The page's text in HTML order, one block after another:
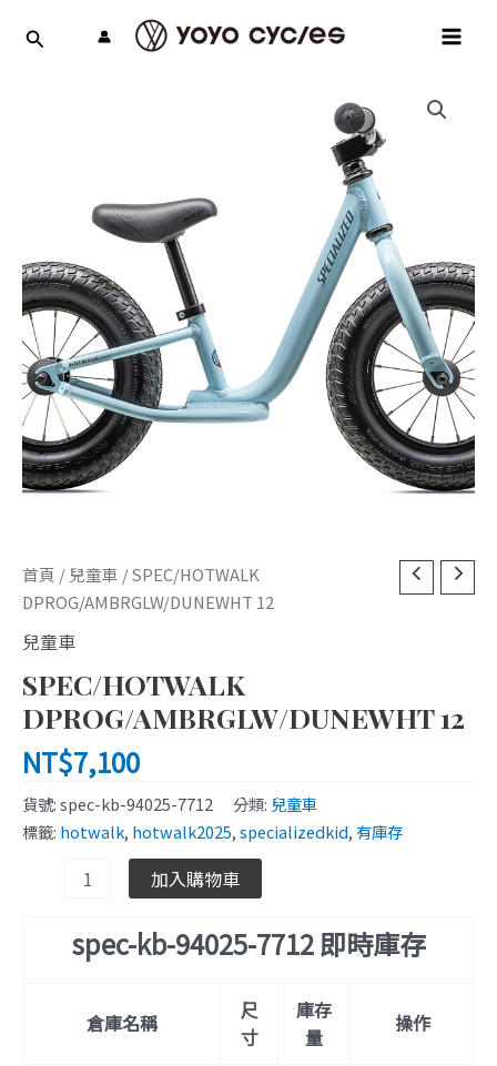
首頁 / 兒童車 / SPEC/HOTWALK
DPROG/AMBRGLW/DUNEWHT 12
兒童車
SPEC/HOTWALK
DPROG/AMBRGLW/DUNEWHT 12
NT$7,100
貨號:spec-kb-94025-7712 分類: 兒童車
標籤: hotwalk, hotwalk2025,specializedkid, 有庫存
SPEC/HOTWALK
DPROG/AMBRGLW/DUNEWHT
12
數
量
加入購物車
spec-kb-94025-7712 即時庫存
倉庫名稱
尺
寸
庫存
量
操作